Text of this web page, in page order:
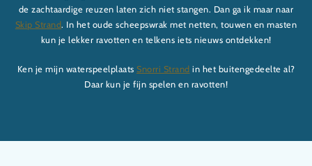
de zachtaardige reuzen laten zich niet stangen. Dan ga ik maar naar
Skip Strand. In het oude scheepswrak met netten, touwen en masten
kun je lekker ravotten en telkens iets nieuws ontdekken!
Ken je mijn waterspeelplaats Snorri Strand in het buitengedeelte al?
Daar kun je fijn spelen en ravotten!